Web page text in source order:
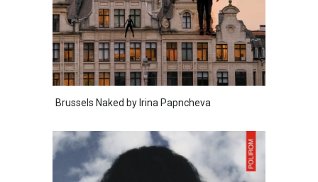
Brussels Naked by Irina Papncheva